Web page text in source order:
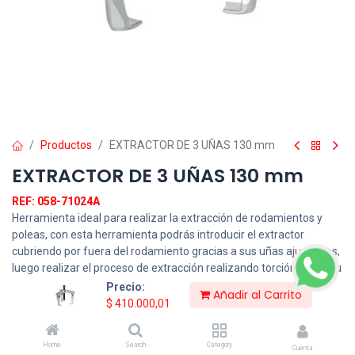
Precio:
$ 410.000,01
Añadir al Carrito
Home Search Category Cuenta
Productos EXTRACTOR DE 3 UÑAS 130 mm
EXTRACTOR DE 3 UÑAS 130 mm
REF: 058-71024A
Herramienta ideal para realizar la extracción de rodamientos y
poleas, con esta herramienta podrás introducir el extractor
cubriendo por fuera del rodamiento gracias a sus uñas ajustables,
luego realizar el proceso de extracción realizando torción sobre su
tornillo central y así extraer la pieza y facilitar la labor del operario,
ayudando a ahorrar tiempo en el proceso, de igual manera puedes
aumentar tus ingresos.